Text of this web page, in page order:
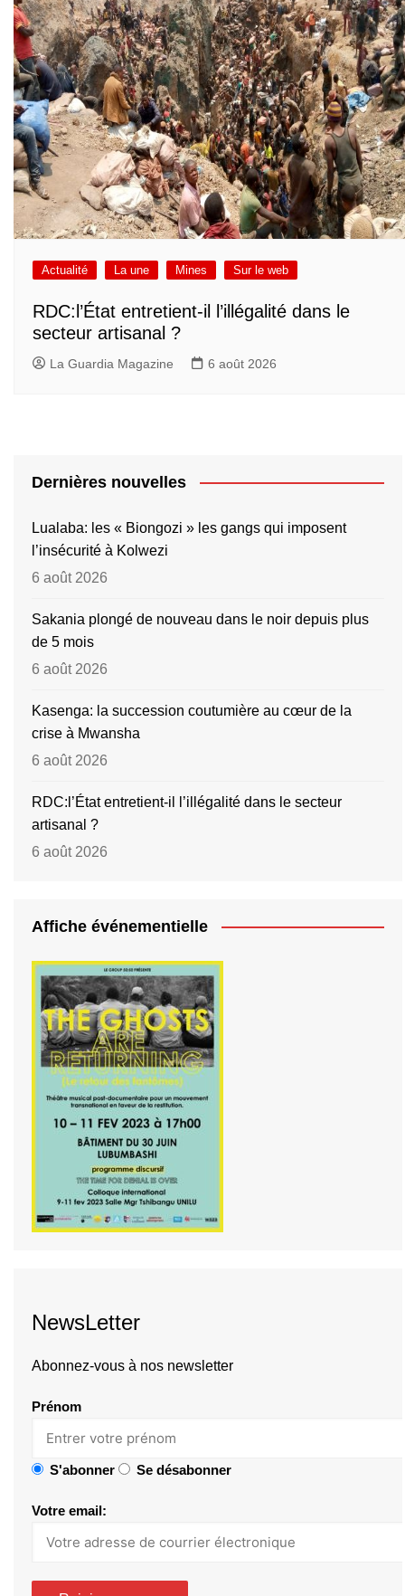
Actualité La une Mines Sur le web
RDC:l’État entretient-il l’illégalité dans le
secteur artisanal ?
La Guardia Magazine 6 août 2026
Dernières nouvelles
Lualaba: les « Biongozi » les gangs qui imposent
l’insécurité à Kolwezi
6 août 2026
Sakania plongé de nouveau dans le noir depuis plus
de 5 mois
6 août 2026
Kasenga: la succession coutumière au cœur de la
crise à Mwansha
6 août 2026
RDC:l’État entretient-il l’illégalité dans le secteur
artisanal ?
6 août 2026
Affiche événementielle
NewsLetter
Abonnez-vous à nos newsletter
Prénom
S'abonner Se désabonner
Votre email: